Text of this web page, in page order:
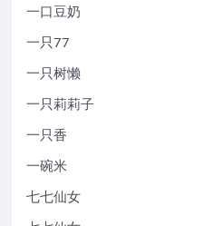
一口豆奶
一只77
一只树懒
一只莉莉子
一只香
一碗米
七七仙女